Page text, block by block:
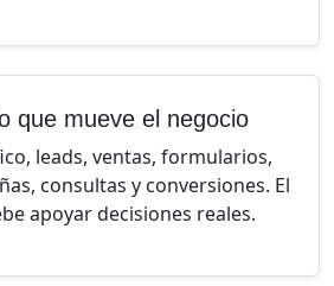
que mueve el negocio
leads, ventas, formularios,
consultas y conversiones. El
apoyar decisiones reales.